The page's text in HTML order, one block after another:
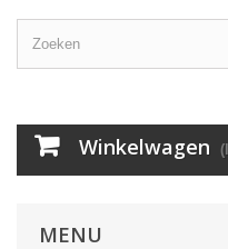
Winkelwagen
MENU